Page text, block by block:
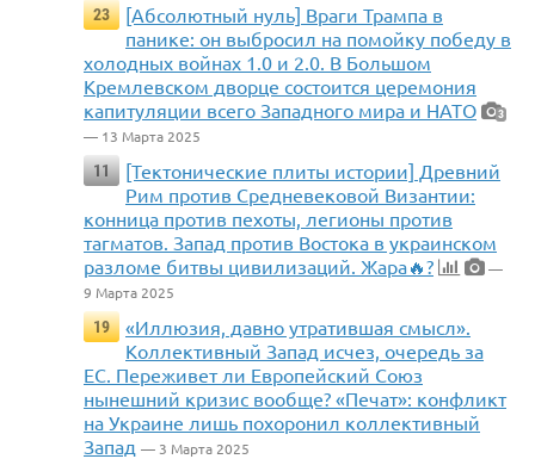
23
[Абсолютный нуль] Враги Трампа в
панике: он выбросил на помойку победу в
холодных войнах 1.0 и 2.0. В Большом
Кремлевском дворце состоится церемония
капитуляции всего Западного мира и НАТО
3
— 13 Марта 2025
11
[Тектонические плиты истории] Древний
Рим против Средневековой Византии:
конница против пехоты, легионы против
тагматов. Запад против Востока в украинском
разломе битвы цивилизаций. Жара🔥?
—
9 Марта 2025
19
«Иллюзия, давно утратившая смысл».
Коллективный Запад исчез, очередь за
ЕС. Переживет ли Европейский Союз
нынешний кризис вообще? «Печат»: конфликт
на Украине лишь похоронил коллективный
Запад — 3 Марта 2025